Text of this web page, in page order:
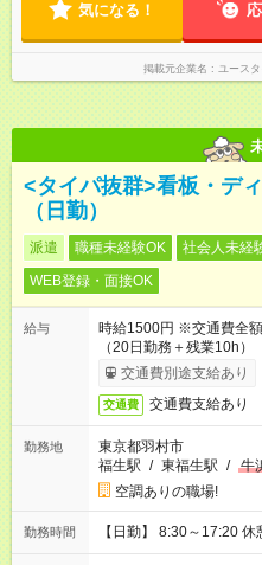
気になる！
掲載元企業名 ユース
<タイパ抜群>看板・デ
（日勤）
派遣 職種未経験OK 社会人未経
WEB登録・面接OK
給与
時給1500円 ※交通費全
（20日勤務＋残業10h）
交通費別途支給あり
交通費 交通費支給あり
勤務地
東京都羽村市
福生駅 / 東福生駅 / 牛
空調ありの職場!
勤務時間 【日勤】 8:30～17:20